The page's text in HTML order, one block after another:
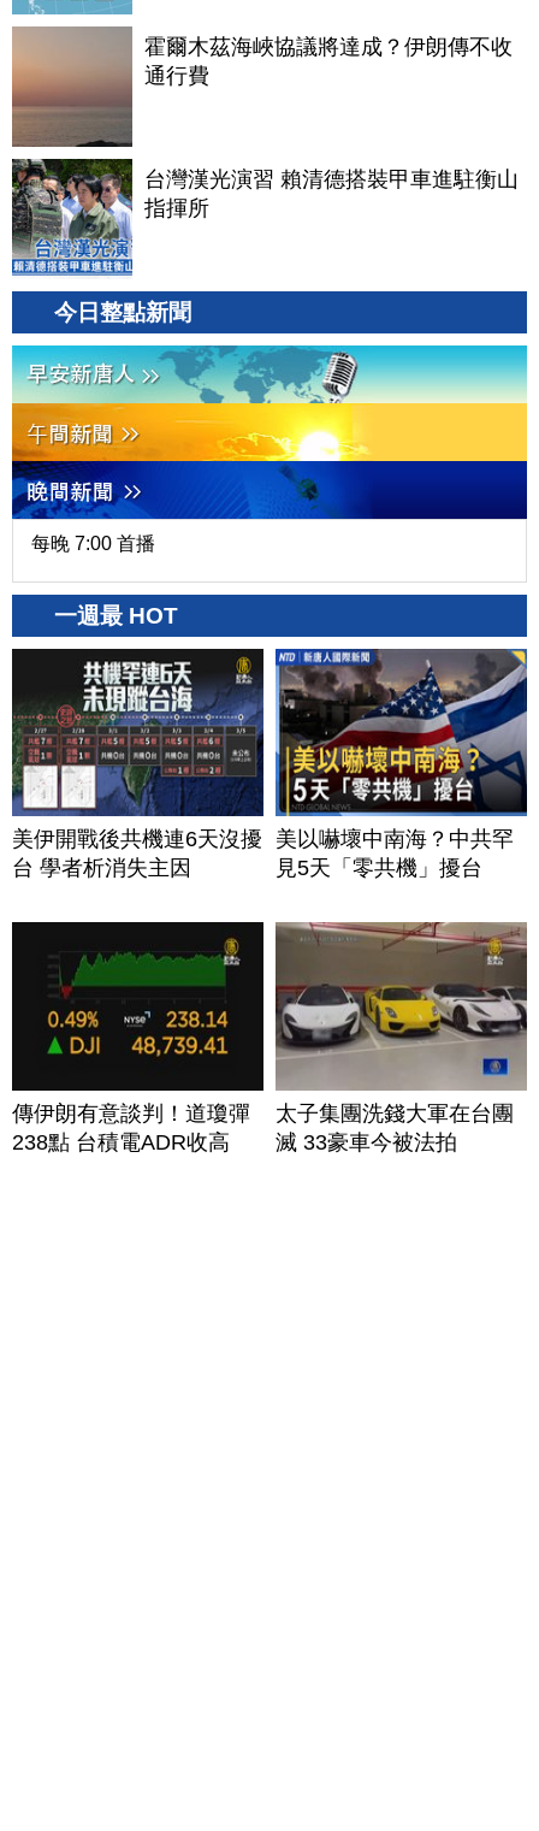
霍爾木茲海峽協議將達成？伊朗傳不收
通行費
台灣漢光演習 賴清德搭裝甲車進駐衡山
指揮所
今日整點新聞
每晚 7:00 首播
一週最 HOT
美伊開戰後共機連6天沒擾
台 學者析消失主因
美以嚇壞中南海？中共罕
見5天「零共機」擾台
傳伊朗有意談判！道瓊彈
238點 台積電ADR收高
太子集團洗錢大軍在台團
滅 33豪車今被法拍